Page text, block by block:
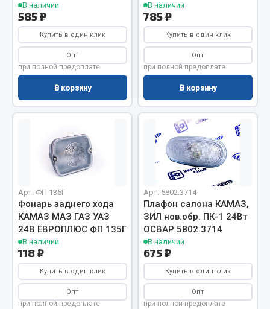
Двигатель
Система питания
Система выпуска газа
Система охлаждения
Коробка передач
Рулевое управление
Тормозная система
Весь раздел
Запчасти HOWO
Тормозная система
Двигатель
Подвеска
Система питания
Система выпуска газа
Система охлаждения
В наличии
585 ₽
Купить в один клик
Опт
при полной предоплате
В корзину
В наличии
785 ₽
Купить в один клик
Опт
при полной предоплате
В корзину
Арт. ФП 135Г
Фонарь заднего хода
КАМАЗ МАЗ ГАЗ УАЗ
24В ЕВРОПЛЮС ФП 135Г
В наличии
118 ₽
Купить в один клик
Опт
при полной предоплате
Арт. 5802.3714
Плафон салона КАМАЗ,
ЗИЛ нов.обр. ПК-1 24Вт
ОСВАР 5802.3714
В наличии
675 ₽
Купить в один клик
Опт
при полной предоплате